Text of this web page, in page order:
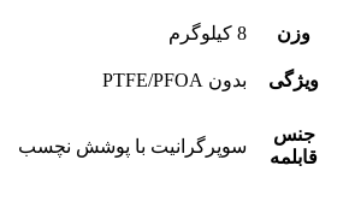
وزن 8 کیلوگرم
ویژگی بدون PTFE/PFOA
جنس
قابلمه
سوپرگرانیت با پوشش نچسب